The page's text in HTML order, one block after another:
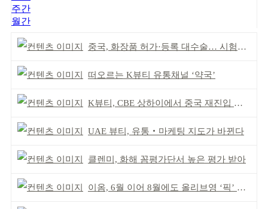
주간
월간
중국, 화장품 허가·등록 대수술… 시험자료 공용 허용
떠오르는 K뷰티 유통채널 ‘약국’
K뷰티, CBE 상하이에서 중국 재진입 기회 모색
UAE 뷰티, 유통‧마케팅 지도가 바뀐다
클렌미, 화해 꼼평가단서 높은 평가 받아
이옴, 6월 이어 8월에도 올리브영 ‘픽’ 선정